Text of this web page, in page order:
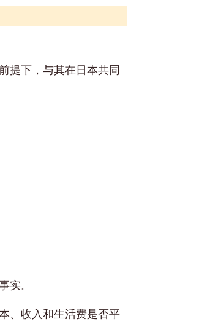
提下，与其在日本共同
实。
、收入和生活费是否平